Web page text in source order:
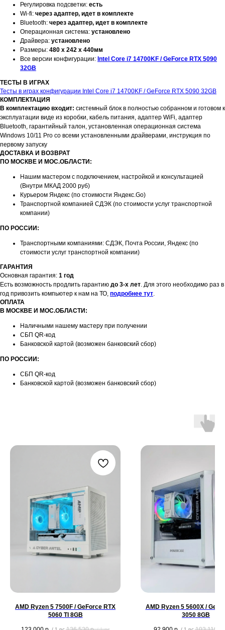
Регулировка подсветки: есть
Wi-fi: через адаптер, идет в комплекте
Bluetooth: через адаптер, идет в комплекте
Операционная система: установлено
Драйвера: установлено
Размеры: 480 x 242 x 440мм
Все версии конфигурации: Intel Core i7 14700KF / GeForce RTX 5090
32GB
ТЕСТЫ В ИГРАХ
Тесты в играх конфигурации Intel Core i7 14700KF / GeForce RTX 5090 32GB
КОМПЛЕКТАЦИЯ
В комплектацию входит: системный блок в полностью собранном и готовом к
эксплуатации виде из коробки, кабель питания, адаптер WiFi, адаптер
Bluetooth, гарантийный талон, установленная операционная система
Windows 10/11 Pro со всеми установленными драйверами, инструкция по
первому запуску
ДОСТАВКА И ВОЗВРАТ
ПО МОСКВЕ И МОС.ОБЛАСТИ:
Нашим мастером с подключением, настройкой и консультацией
(Внутри МКАД 2000 руб)
Курьером Яндекс (по стоимости Яндекс.Go)
Транспортной компанией СДЭК (по стоимости услуг транспортной
компании)
ПО РОССИИ:
Транспортными компаниями: СДЭК, Почта России, Яндекс (по
стоимости услуг транспортной компании)
ГАРАНТИЯ
Основная гарантия: 1 год
Есть возможность продлить гарантию до 3-х лет. Для этого необходимо раз в
год привозить компьютер к нам на ТО, подробнее тут.
ОПЛАТА
В МОСКВЕ И МОС.ОБЛАСТИ:
Наличными нашему мастеру при получении
СБП QR-код
Банковской картой (возможен банковский сбор)
ПО РОССИИ:
СБП QR-код
Банковской картой (возможен банковский сбор)
AMD Ryzen 5 7500F / GeForce RTX
5060 TI 8GB
AMD Ryzen 5 5600X /
3050 8GB